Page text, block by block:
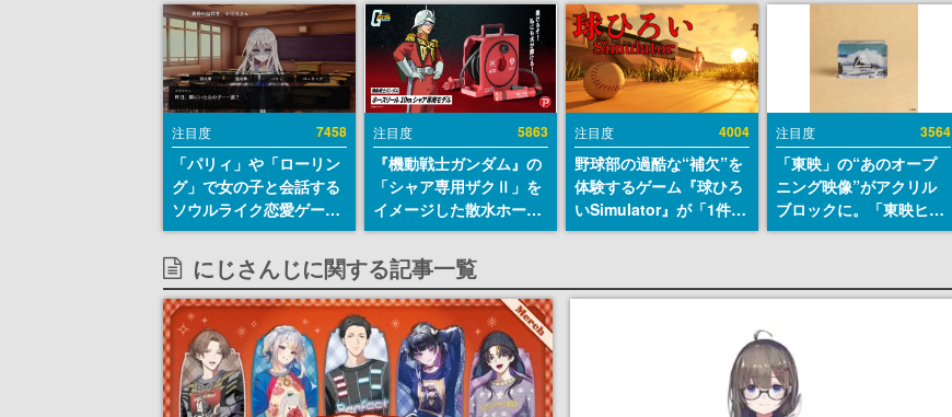
注目度 7458
「パリィ」や「ローリン
グ」で女の子と会話する
ソウルライク恋愛ゲーム
『小早川さんはソウルラ
イク』無料公開。返事に
失敗すると「YOU
DIED」
注目度 5863
『機動戦士ガンダム』の
「シャア専用ザクⅡ」を
イメージした散水ホース
リールが予約開始。本体
にはシャアのパーソナル
マークやジオン公国軍の
エンブレム、型式番号な
どを配置
注目度 4004
野球部の過酷な“補欠”を
体験するゲーム『球ひろ
いSimulator』が「1件」
のウィッシュリストをも
ダム・カム』開発元やチ
注目度 3564
「東映」の“あのオープ
ニング映像”がアクリル
ブロックに。「東映ヒス
トリカル グッズコレクシ
にじさんじに関する記事一覧